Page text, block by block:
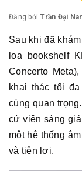
Đăng bởiTrần Đại
Sau khi đã
loa bookshelf
Concerto
khai thác tối
cùng quan
cử viên sáng
một hệ thống
và tiện lợi.